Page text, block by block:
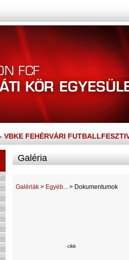
VBKE FEHÉRVÁRI
Galéria
Galériák > Egyéb... > Dokumentumok
cikk